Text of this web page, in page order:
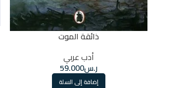
ذائقة الموت
أدب عربي
ر.س59.000
إضافة إلى السلة